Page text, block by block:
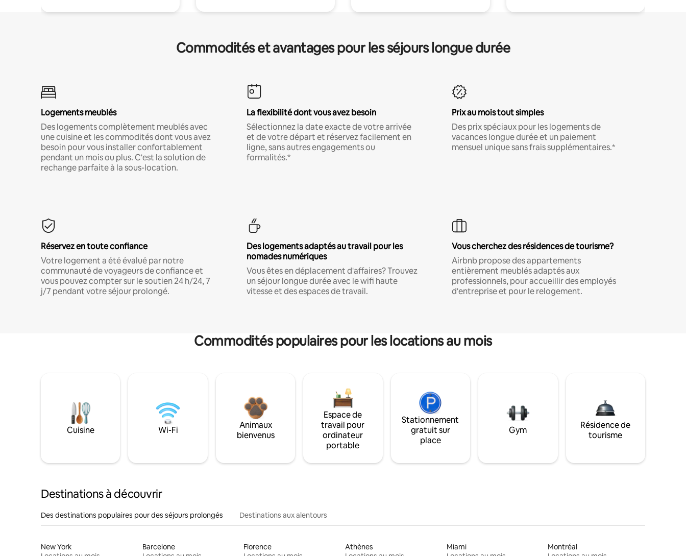
Commodités et avantages pour les séjours longue durée
Logements meublés
Des logements complètement meublés avec
une cuisine et les commodités dont vous avez
besoin pour vous installer confortablement
pendant un mois ou plus. C'est la solution de
rechange parfaite à la sous-location.
La flexibilité dont vous avez besoin
Sélectionnez la date exacte de votre arrivée
et de votre départ et réservez facilement en
ligne, sans autres engagements ou
formalités.*
Prix au mois tout simples
Des prix spéciaux pour les logements de
vacances longue durée et un paiement
mensuel unique sans frais supplémentaires.*
Réservez en toute confiance
Votre logement a été évalué par notre
communauté de voyageurs de confiance et
vous pouvez compter sur le soutien 24 h/24, 7
j/7 pendant votre séjour prolongé.
Des logements adaptés au travail pour les
nomades numériques
Vous êtes en déplacement d'affaires? Trouvez
un séjour longue durée avec le wifi haute
vitesse et des espaces de travail.
Vous cherchez des résidences de tourisme?
Airbnb propose des appartements
entièrement meublés adaptés aux
professionnels, pour accueillir des employés
d'entreprise et pour le relogement.
Commodités populaires pour les locations au mois
Cuisine Wi-Fi
Animaux
bienvenus
Espace de
travail pour
ordinateur
portable
Stationnement
gratuit sur
place
Gym
Résidence de
tourisme
Destinations à découvrir
Des destinations populaires pour des séjours prolongés Destinations aux alentours
New York
Barcelone
Florence
Athènes
Miami
Montréal